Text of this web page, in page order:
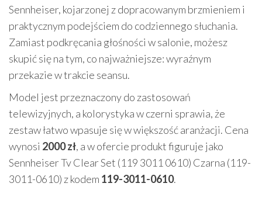
Sennheiser, kojarzonej z dopracowanym brzmieniem i
praktycznym podejściem do codziennego słuchania.
Zamiast podkręcania głośności w salonie, możesz
skupić się na tym, co najważniejsze: wyraźnym
przekazie w trakcie seansu.
Model jest przeznaczony do zastosowań
telewizyjnych, a kolorystyka w czerni sprawia, że
zestaw łatwo wpasuje się w większość aranżacji. Cena
wynosi 2000 zł, a w ofercie produkt figuruje jako
Sennheiser Tv Clear Set (119 3011 0610) Czarna (119-
3011-0610) z kodem 119-3011-0610.